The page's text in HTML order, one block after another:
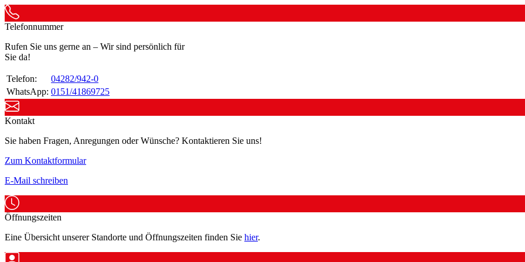
Telefonnummer
Rufen Sie uns gerne an – Wir sind persönlich für
Sie da!
Telefon:
04282/942-0
WhatsApp: 0151/41869725
Kontakt
Sie haben Fragen, Anregungen oder Wünsche? Kontaktieren Sie uns!
Zum Kontaktformular
E-Mail schreiben
Öffnungszeiten
Eine Übersicht unserer Standorte und Öffnungszeiten finden Sie hier.